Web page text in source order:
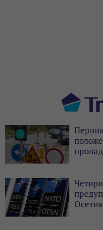
Осетия